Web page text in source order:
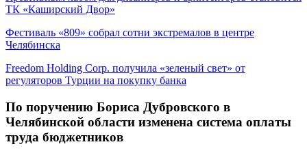
ТК «Каширский Двор»
Фестиваль «809» собрал сотни экстремалов в центре
Челябинска
Freedom Holding Corp. получила «зеленый свет» от
регуляторов Турции на покупку банка
По поручению Бориса Дубровского в
Челябинской области изменена система оплаты
труда бюджетников